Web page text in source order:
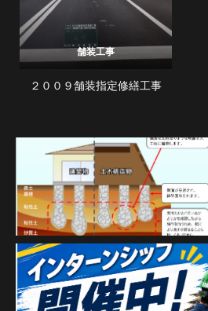
舗装工事
２００９舗装指定修繕工事